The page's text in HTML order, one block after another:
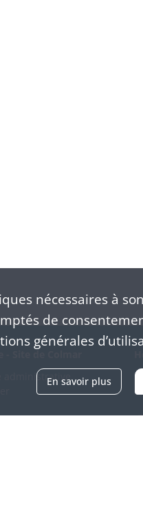
administrative
00
nécessaires à
de
générales
En savoir plus